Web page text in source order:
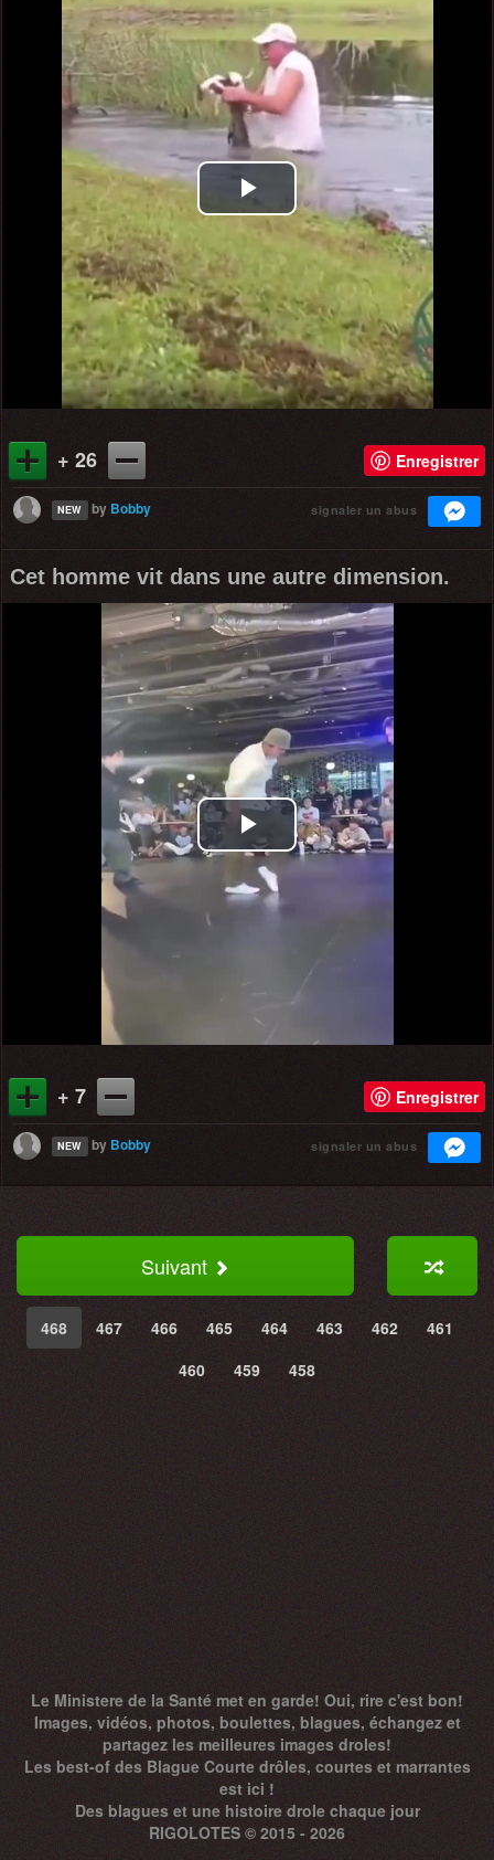
Play
Video
+ 26 Enregistrer
NEW by Bobby signaler un abus
Cet homme vit dans une autre dimension.
Play
Video
+ 7 Enregistrer
NEW by Bobby signaler un abus
Suivant
468 467 466 465 464 463 462
461
460
459 458
Le Ministere de la Santé met en garde! Oui, rire c'est bon!
Images, vidéos, photos, boulettes, blagues, échangez et
partagez les meilleures images droles!
Les best-of des Blague Courte drôles, courtes et marrantes
est ici !
Des blagueset une histoire drole chaque jour
RIGOLOTES © 2015 - 2026